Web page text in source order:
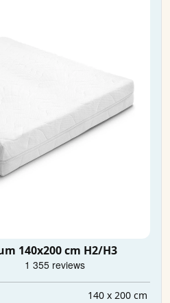
140x200 cm H2/H3
140 x 200 cm